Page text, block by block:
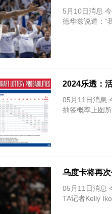
5月10日消息
德华兹说道：“
2024乐透：
05月11日消息
抽签概率上图
乌度卡将再
05月11日消息
TA记者Kelly